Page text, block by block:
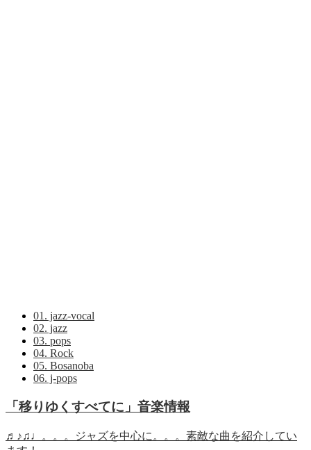
01. jazz-vocal
02. jazz
03. pops
04. Rock
05. Bosanoba
06. j-pops
「移りゆくすべてに」音楽情報
♬♪♫♩。。。ジャズを中心に。。。素敵な曲を紹介してい